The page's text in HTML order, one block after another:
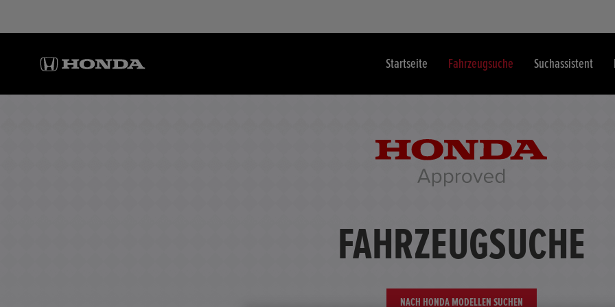
Startseite Fahrzeugsuche Suchassistent
FAHRZEUGSUCHE
NACH HONDA MODELLEN SUCHEN